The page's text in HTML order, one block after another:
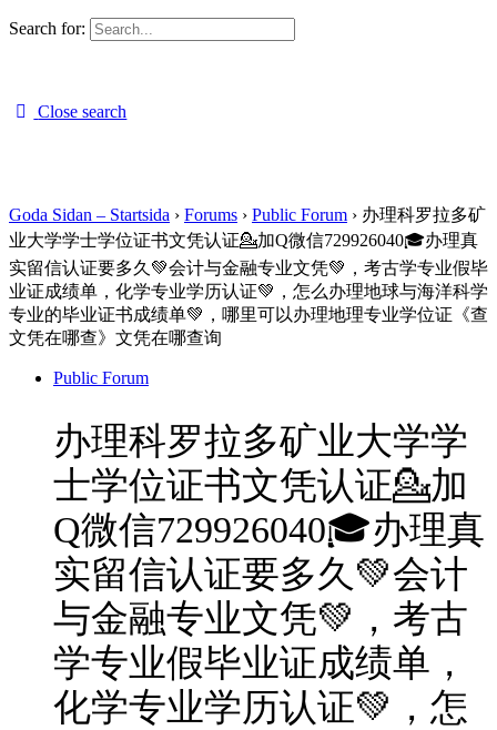
Search for:
Close search
Goda Sidan – Startsida › Forums › Public Forum › 办理科罗拉多矿
业大学学士学位证书文凭认证💁加Q微信729926040🎓办理真
实留信认证要多久💚会计与金融专业文凭💚，考古学专业假毕
业证成绩单，化学专业学历认证💚，怎么办理地球与海洋科学
专业的毕业证书成绩单💚，哪里可以办理地理专业学位证《查
文凭在哪查》文凭在哪查询
Public Forum
办理科罗拉多矿业大学学
士学位证书文凭认证💁加
Q微信729926040🎓办理真
实留信认证要多久💚会计
与金融专业文凭💚，考古
学专业假毕业证成绩单，
化学专业学历认证💚，怎